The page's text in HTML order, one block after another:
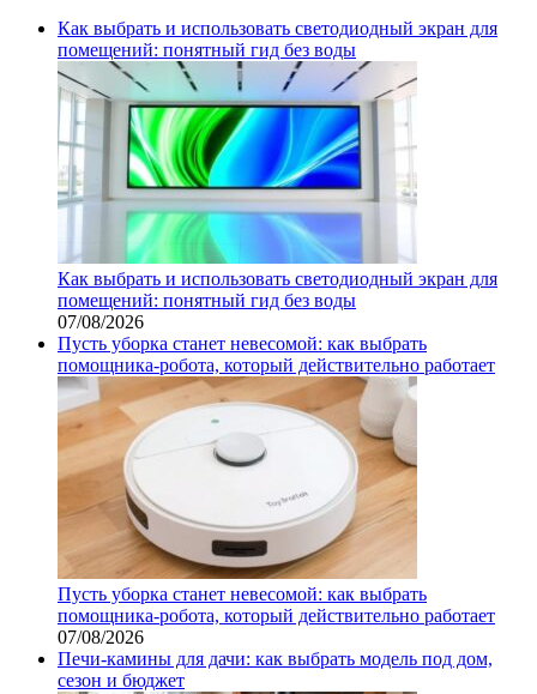
Как выбрать и использовать светодиодный экран для
помещений: понятный гид без воды
Как выбрать и использовать светодиодный экран для
помещений: понятный гид без воды
07/08/2026
Пусть уборка станет невесомой: как выбрать
помощника‑робота, который действительно работает
Пусть уборка станет невесомой: как выбрать
помощника‑робота, который действительно работает
07/08/2026
Печи-камины для дачи: как выбрать модель под дом,
сезон и бюджет